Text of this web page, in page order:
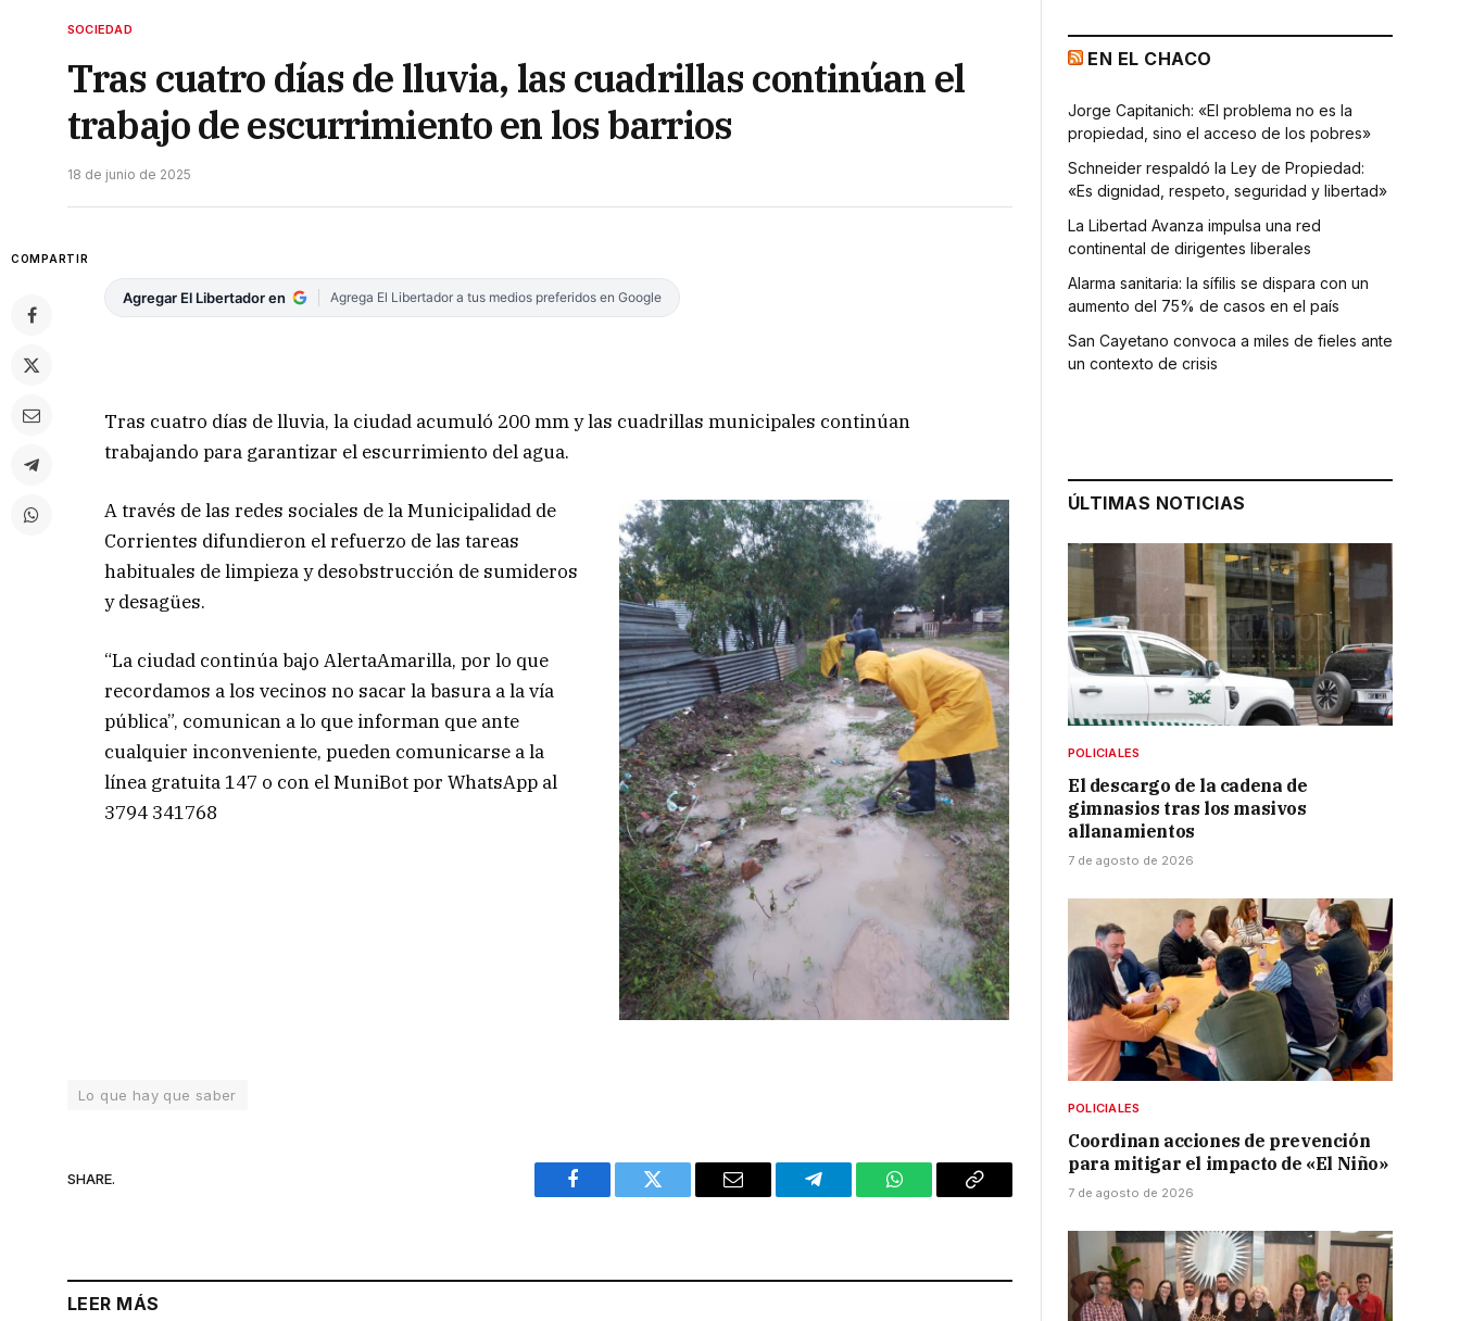
SOCIEDAD
Tras cuatro días de lluvia, las cuadrillas continúan el
trabajo de escurrimiento en los barrios
18 de junio de 2025
COMPARTIR
Agregar El Libertador en Agrega El Libertador a tus medios preferidos en Google
Tras cuatro días de lluvia, la ciudad acumuló 200 mm y las cuadrillas municipales continúan
trabajando para garantizar el escurrimiento del agua.
A través de las redes sociales de la Municipalidad de
Corrientes difundieron el refuerzo de las tareas
habituales de limpieza y desobstrucción de sumideros
y desagües.
“La ciudad continúa bajo AlertaAmarilla, por lo que
recordamos a los vecinos no sacar la basura a la vía
pública”, comunican a lo que informan que ante
cualquier inconveniente, pueden comunicarse a la
línea gratuita 147 o con el MuniBot por WhatsApp al
3794 341768
Lo que hay que saber
SHARE.
Facebook Twitter Email Telegram WhatsAppCopy
LEER MÁS
EN EL CHACO
Jorge Capitanich: «El problema no es la
propiedad, sino el acceso de los pobres»
Schneider respaldó la Ley de Propiedad:
«Es dignidad, respeto, seguridad y libertad»
La Libertad Avanza impulsa una red
continental de dirigentes liberales
Alarma sanitaria: la sífilis se dispara con un
aumento del 75% de casos en el país
San Cayetano convoca a miles de fieles ante
un contexto de crisis
ÚLTIMAS NOTICIAS
POLICIALES
El descargo de la cadena de
gimnasios tras los masivos
allanamientos
7 de agosto de 2026
POLICIALES
Coordinan acciones de prevención
para mitigar el impacto de «El Niño»
7 de agosto de 2026